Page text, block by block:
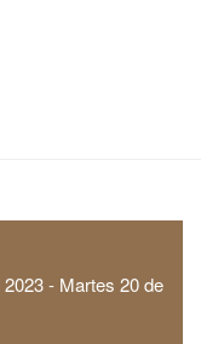
- Martes 20 de